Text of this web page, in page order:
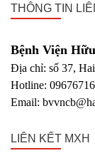
THÔNG TIN
Bệnh Viện
Địa chỉ: số 37,
Hotline:
Email:
LIÊN KẾT MXH